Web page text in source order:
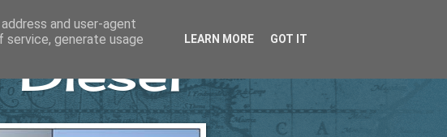
Diesel
and user-agent
generate usage
LEARN MORE GOT IT